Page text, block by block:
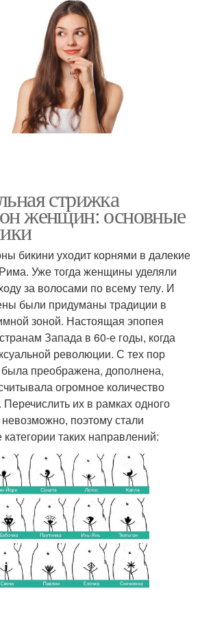
стрижка
женщин: основные
бикини уходит корнями в далекие
Уже тогда женщины уделяли
за волосами по всему телу. И
были придуманы традиции в
зоной. Настоящая эпопея
Запада в 60-е годы, когда
революции. С тех пор
преображена, дополнена,
огромное количество
их в рамках одного
невозможно, поэтому стали
таких направлений: